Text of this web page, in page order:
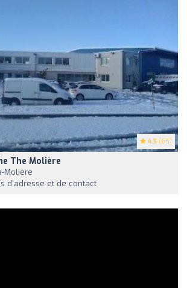
4.5 (66)
The Molière
Molière
d'adresse et de contact